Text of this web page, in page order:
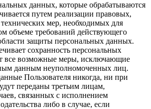
данных, которые обрабатываются
путем реализации правовых,
мер, необходимых для
объеме требований действующего
защиты персональных данных.
сохранность персональных
все возможные меры, исключающие
данным неуполномоченных лиц.
Пользователя никогда, ни при
переданы третьим лицам,
связанных с исполнением
либо в случае, если